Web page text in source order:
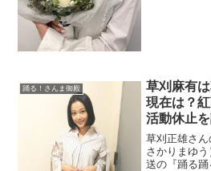
踊る！さんま御殿
草刈麻有
現在は？
活動休止
草刈正雄さん
さかりまゆ
送の『踊る踊